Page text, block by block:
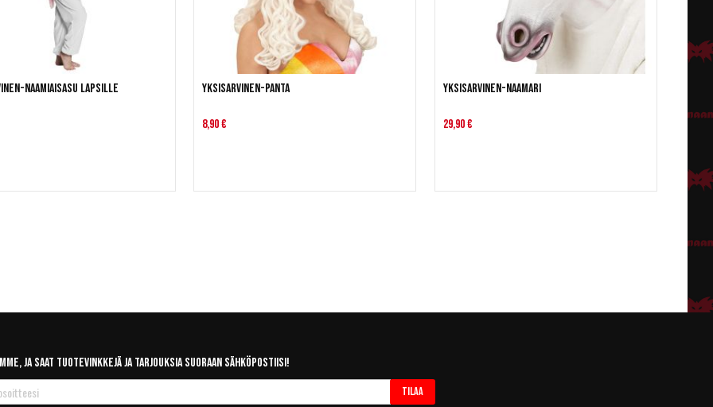
naamiaisasu lapsille Yksisarvinen-panta
8,90 €
Yksisarvinen-naamari
29,90 €
ja saat tuotevinkkejä ja tarjouksia suoraan sähköpostiisi!
Tilaa